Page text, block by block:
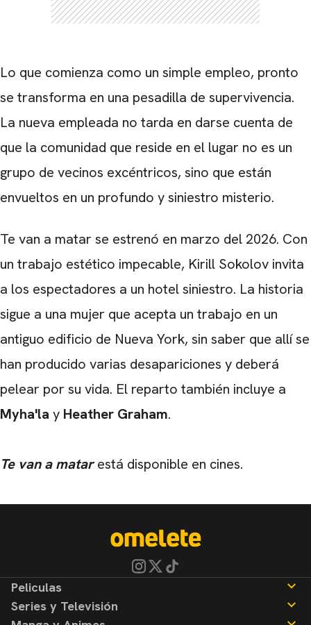
Lo que comienza como un simple empleo, pronto
se transforma en una pesadilla de supervivencia.
La nueva empleada no tarda en darse cuenta de
que la comunidad que reside en el lugar no es un
grupo de vecinos excéntricos, sino que están
envueltos en un profundo y siniestro misterio.
Te van a matar se estrenó en marzo del 2026. Con
un trabajo estético impecable, Kirill Sokolov invita
a los espectadores a un hotel siniestro. La historia
sigue a una mujer que acepta un trabajo en un
antiguo edificio de Nueva York, sin saber que allí se
han producido varias desapariciones y deberá
pelear por su vida. El reparto también incluye a
Myha'la y Heather Graham.
Te van a matarestá disponible en cines.
Peliculas
Noticias
Series y Televisión